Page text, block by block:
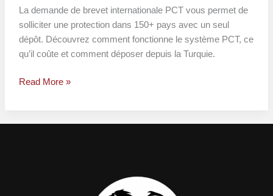
La demande de brevet internationale PCT vous permet de
solliciter une protection dans 150+ pays avec un seul
dépôt. Découvrez comment fonctionne le système PCT, ce
qu’il coûte et comment déposer depuis la Turquie.
Read More »